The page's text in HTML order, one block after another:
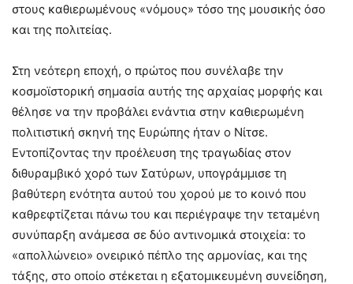
στους καθιερωμένους «νόμους» τόσο της μουσικής όσο
και της πολιτείας.
Στη νεότερη εποχή, ο πρώτος που συνέλαβε την
κοσμοϊστορική σημασία αυτής της αρχαίας μορφής και
θέλησε να την προβάλει ενάντια στην καθιερωμένη
πολιτιστική σκηνή της Ευρώπης ήταν ο Νίτσε.
Εντοπίζοντας την προέλευση της τραγωδίας στον
διθυραμβικό χορό των Σατύρων, υπογράμμισε τη
βαθύτερη ενότητα αυτού του χορού με το κοινό που
καθρεφτίζεται πάνω του και περιέγραψε την τεταμένη
συνύπαρξη ανάμεσα σε δύο αντινομικά στοιχεία: το
«απολλώνειο» ονειρικό πέπλο της αρμονίας, και της
τάξης, στο οποίο στέκεται η εξατομικευμένη συνείδηση,